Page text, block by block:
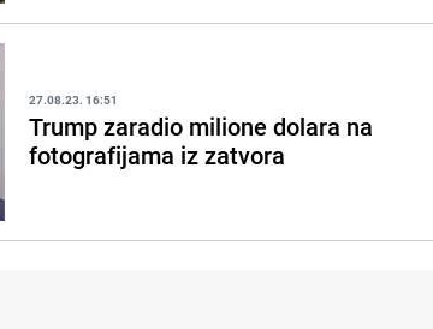
27.08.23. 16:51
Trump zaradio milione dolara na
fotografijama iz zatvora